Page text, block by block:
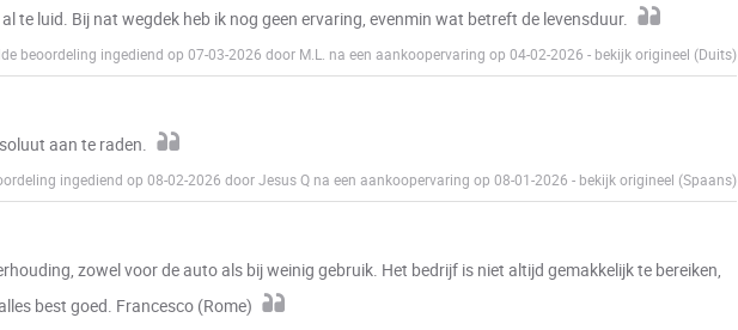
te luid. Bij nat wegdek heb ik nog geen ervaring, evenmin wat betreft de levensduur.
beoordeling ingediend op 07-03-2026 door M.L. na een aankoopervaring op 04-02-2026 - bekijk origineel (Duits)
aan te raden.
ingediend op 08-02-2026 door Jesus Q na een aankoopervaring op 08-01-2026 - bekijk origineel (Spaans)
zowel voor de auto als bij weinig gebruik. Het bedrijf is niet altijd gemakkelijk te bereiken,
best goed. Francesco (Rome)